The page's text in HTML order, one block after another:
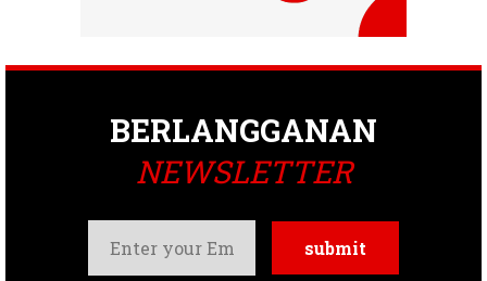
BERLANGGANAN
NEWSLETTER